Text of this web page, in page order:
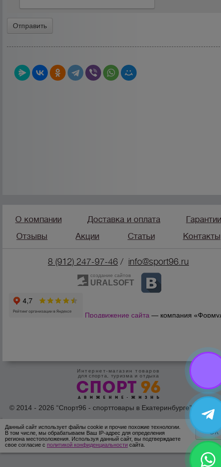
О компании Доставка и оплата
Отзывы
Акции Статьи Контакты
8 (912) 247-97-46 / info@sport96.ru
создание сайтов
URALSOFT
Продвижение сайта — компания
Интернет-магазин товаров
для спорта, туризма и отдыха
© 2014 - 2026 “Спорт96 - спорттовары в Екатеринбурге” Все
Согласие на обработку персональных
Данный сайт использует файлы cookie и прочие похожие технологии.
В том числе, мы обрабатываем Ваш IP-адрес для определения
региона местоположения. Используя данный сайт, вы подтверждаете
свое согласие с политикой конфиденциальности сайта.
ОК